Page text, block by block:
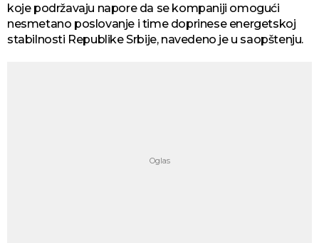
koje podržavaju napore da se kompaniji omogući
nesmetano poslovanje i time doprinese energetskoj
stabilnosti Republike Srbije, navedeno je u saopštenju.